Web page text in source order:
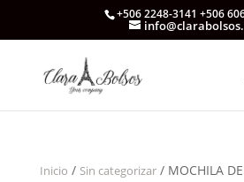
+506 2248-3141 +506
Inicio / Sin categorizar/ MOCHILA